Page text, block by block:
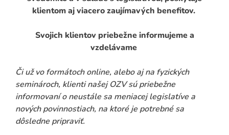
klientom aj viacero zaujímavých benefitov.
Svojich klientov priebežne informujeme a
vzdelávame
Či už vo formátoch online, alebo aj na fyzických
seminároch, klienti našej OZV sú priebežne
informovaní o neustále sa meniacej legislatíve a
nových povinnostiach, na ktoré je potrebné sa
dôsledne pripraviť.